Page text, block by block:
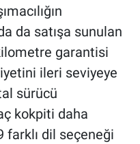
da satışa sunulan
garantisi
ileri seviyeye
sürücü
kokpiti daha
farklı dil seçeneği